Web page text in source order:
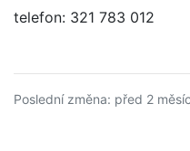
telefon: 321 783 012
Poslední změna: před 2